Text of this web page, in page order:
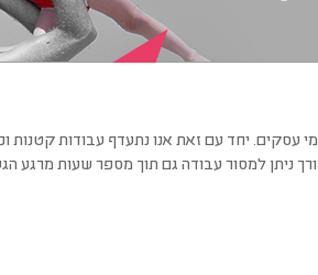
תהליכי הסריקה אצלנו מסתיימים בתוך 14 ימי עסקים. יחד עם זאת אנו נתעדף
ניתן למסור עבודה גם תוך מספר שעות מרגע